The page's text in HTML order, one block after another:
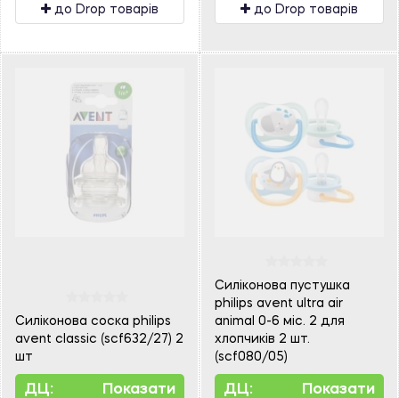
до Drop товарів до Drop товарів
Силіконова соска philips
avent classic (scf632/27) 2
шт
ДЦ: Показати
Силіконова пустушка
philips avent ultra air
animal 0-6 міс. 2 для
хлопчиків 2 шт.
(scf080/05)
ДЦ: Показати